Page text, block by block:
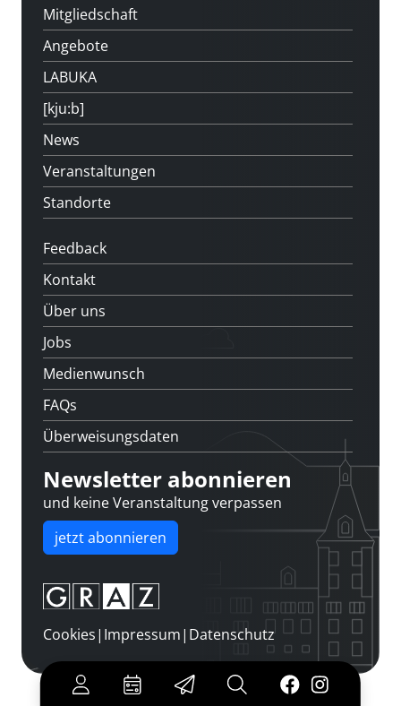
Mitgliedschaft
Angebote
LABUKA
[kju:b]
News
Veranstaltungen
Standorte
Feedback
Kontakt
Über uns
Jobs
Medienwunsch
FAQs
Überweisungsdaten
Newsletter abonnieren
und keine Veranstaltung verpassen
jetzt abonnieren
Cookies| Impressum| Datenschutz